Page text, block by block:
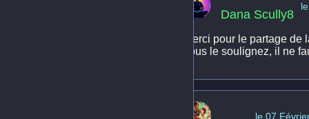
Dana Scully8
Merci pour le partage
vous le soulignez, il ne
le 07